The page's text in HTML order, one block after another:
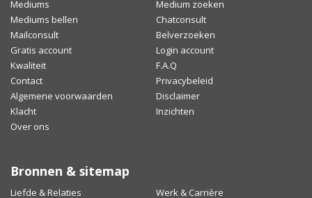
Mediums
Medium zoeken
Mediums bellen
Chatconsult
Mailconsult
Belverzoeken
Gratis account
Login account
Kwaliteit
F.A.Q
Contact
Privacybeleid
Algemene voorwaarden
Disclaimer
Klacht
Inzichten
Over ons
Bronnen & sitemap
Liefde & Relaties Werk & Carrière